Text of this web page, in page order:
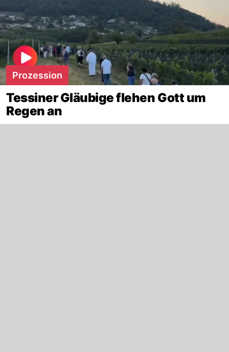
Prozession
Tessiner Gläubige flehen Gott um
Regen an